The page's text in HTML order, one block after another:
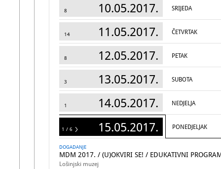
8 10.05.2017. SRIJEDA
14 11.05.2017. ČETVRTAK
8 12.05.2017. PETAK
3 13.05.2017. SUBOTA
1 14.05.2017. NEDJELJA
6 15.05.2017. PONEDJELJAK
1 / 6
DOGADANJE
MDM 2017. / (U)OKVIRI SE! / EDUKATIVNI
Lošinjski muzej